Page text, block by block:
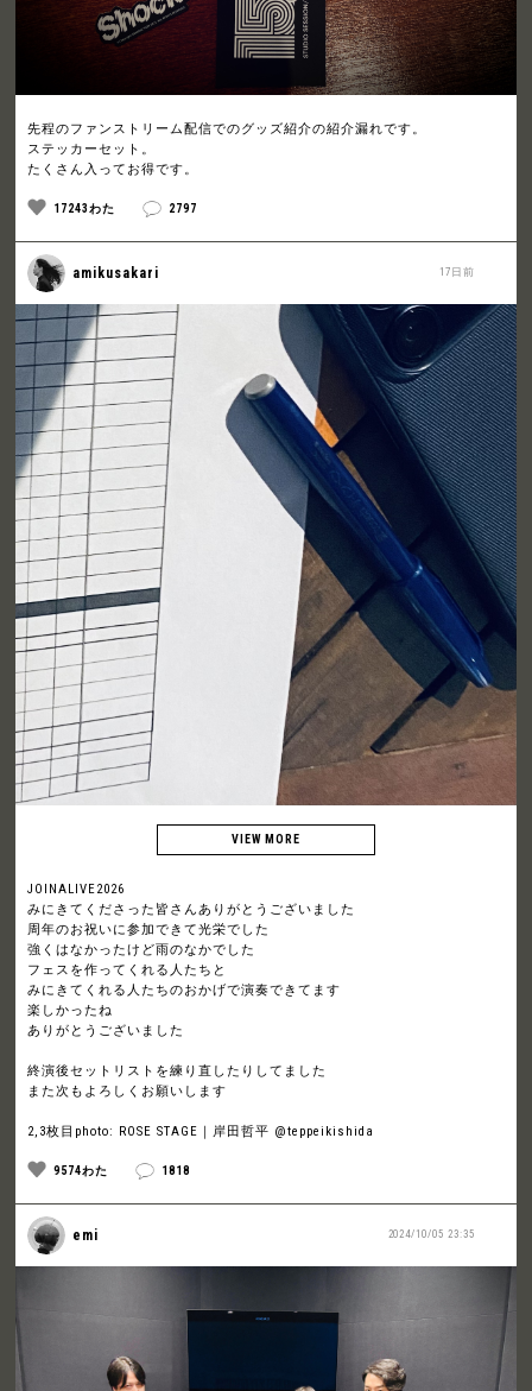
先程のファンストリーム配信でのグッズ紹介の紹介漏れです。
ステッカーセット。
たくさん入ってお得です。
17243わた 2797
17日前
amikusakari
JOINALIVE2026
みにきてくださった皆さんありがとうございました
周年のお祝いに参加できて光栄でした
強くはなかったけど雨のなかでした
フェスを作ってくれる人たちと
みにきてくれる人たちのおかげで演奏できてます
楽しかったね
ありがとうございました
終演後セットリストを練り直したりしてました
また次もよろしくお願いします
2,3枚目photo: ROSE STAGE｜岸田哲平 @teppeikishida
9574わた 1818
2024/10/05 23:35
emi